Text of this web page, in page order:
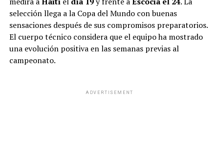
selección llega a la Copa del Mundo con buenas
sensaciones después de sus compromisos preparatorios.
El cuerpo técnico considera que el equipo ha mostrado
una evolución positiva en las semanas previas al
campeonato.
ADVERTISEMENT